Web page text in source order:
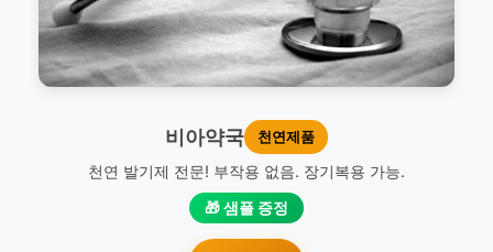
비아약국 천연제품
천연 발기제 전문! 부작용 없음. 장기복용 가능.
🎁 샘플 증정